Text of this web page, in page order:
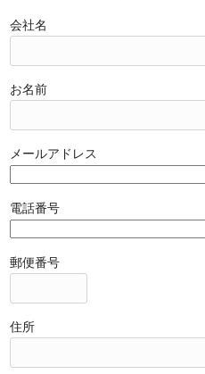
会社名
お名前
メールアドレス
電話番号
郵便番号
住所